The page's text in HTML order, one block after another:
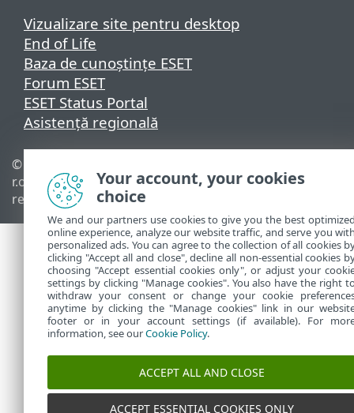
Vizualizare site pentru desktop
End of Life
Baza de cunoștințe ESET
Forum ESET
ESET Status Portal
Asistenţă regională
© 1992 - 2026 ESET, spol. s
r.o. - Toate drepturile
rezervate.
Politica privind modulele
Your account, your cookies
choice
We and our partners use cookies to give you the best
online experience, analyze our website traffic, and serve you
personalized ads. You can agree to the collection of all cookies
clicking "Accept all and close", decline all non-essential cookies
choosing "Accept essential cookies only", or adjust your
settings by clicking "Manage cookies". You also have the right
withdraw your consent or change your cookie
anytime by clicking the "Manage cookies" link in our
footer or in your account settings (if available). For
information, see ourCookie Policy.
ACCEPT ALL AND CLOSE
ACCEPT ESSENTIAL COOKIES ONLY